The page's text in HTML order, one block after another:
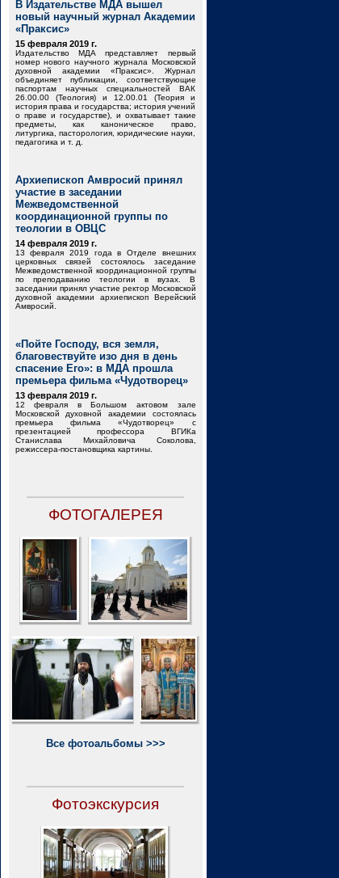
В Издательстве МДА вышел
новый научный журнал Академии
«Праксис»
15 февраля 2019 г.
Издательство МДА представляет первый
номер нового научного журнала Московской
духовной академии «Праксис». Журнал
объединяет публикации, соответствующие
паспортам научных специальностей ВАК
26.00.00 (Теология) и 12.00.01 (Теория и
история права и государства; история учений
о праве и государстве), и охватывает такие
предметы, как каноническое право,
литургика, пасторология, юридические науки,
педагогика и т. д.
Архиепископ Амвросий принял
участие в заседании
Межведомственной
координационной группы по
теологии в ОВЦС
14 февраля 2019 г.
13 февраля 2019 года в Отделе внешних
церковных связей состоялось заседание
Межведомственной координационной группы
по преподаванию теологии в вузах. В
заседании принял участие ректор Московской
духовной академии архиепископ Верейский
Амвросий.
«Пойте Господу, вся земля,
благовествуйте изо дня в день
спасение Его»: в МДА прошла
премьера фильма «Чудотворец»
13 февраля 2019 г.
12 февраля в Большом актовом зале
Московской духовной академии состоялась
премьера фильма «Чудотворец» с
презентацией профессора ВГИКа
Станислава Михайловича Соколова,
режиссера-постановщика картины.
ФОТОГАЛЕРЕЯ
Все фотоальбомы >>>
Фотоэкскурсия